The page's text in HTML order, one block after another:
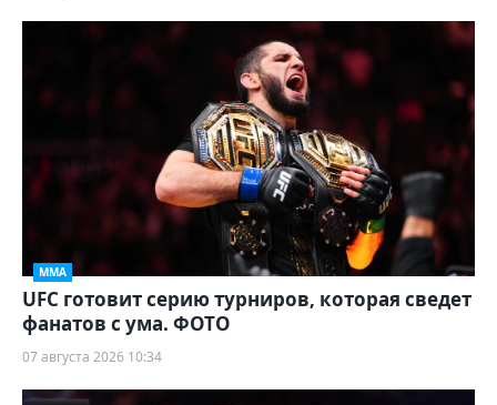
ММА
UFC готовит серию турниров, которая сведет
фанатов с ума. ФОТО
07 августа 2026 10:34